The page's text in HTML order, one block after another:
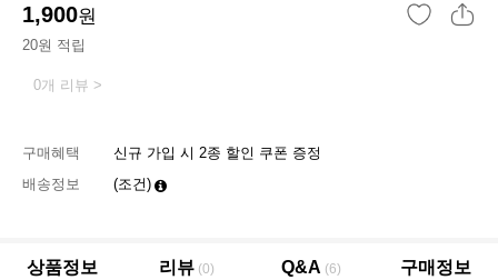
1,900원
20원 적립
0개 리뷰 >
구매혜택
신규 가입 시 2종 할인 쿠폰 증정
배송정보
(조건)
상품정보 리뷰 (0) Q&A (6) 구매정보